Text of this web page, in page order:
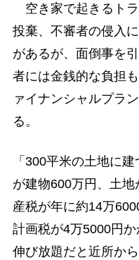
空き家で起きるト
投棄、不審者の侵入
があるが、面倒事を
者には金銭的な負担
ァイナンシャルプラ
る。
「300平米の土地に
が建物600万円、土
産税が年に約14万
計画税が4万5000円
伸び放題だと近所か